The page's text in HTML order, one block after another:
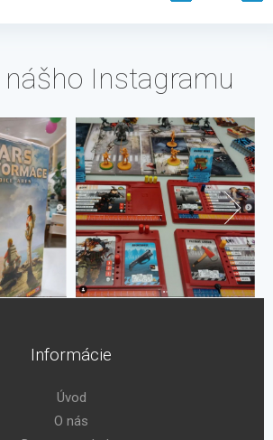
nášho Instagramu
Informácie
Úvod
O nás